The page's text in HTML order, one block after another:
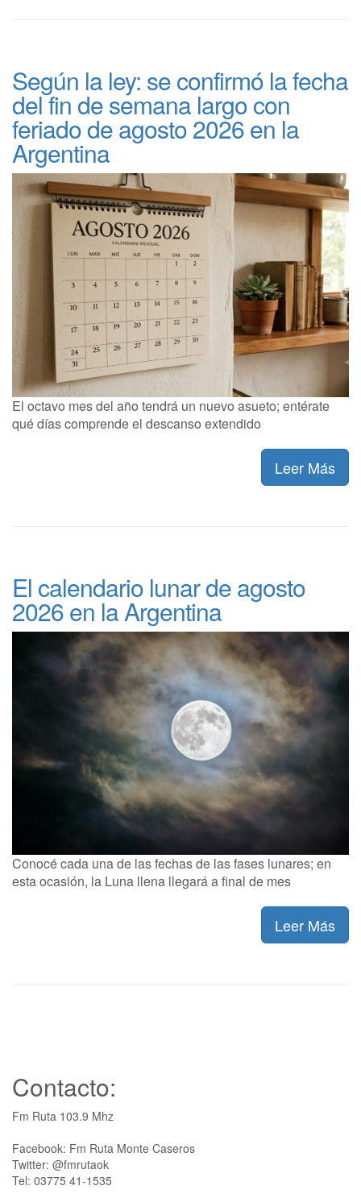
Según la ley: se confirmó la fecha
del fin de semana largo con
feriado de agosto 2026 en la
Argentina
El octavo mes del año tendrá un nuevo asueto; entérate
qué días comprende el descanso extendido
Leer Más
El calendario lunar de agosto
2026 en la Argentina
Conocé cada una de las fechas de las fases lunares; en
esta ocasión, la Luna llena llegará a final de mes
Leer Más
Contacto:
Fm Ruta 103.9 Mhz
Facebook: Fm Ruta Monte Caseros
Twitter: @fmrutaok
Tel: 03775 41-1535